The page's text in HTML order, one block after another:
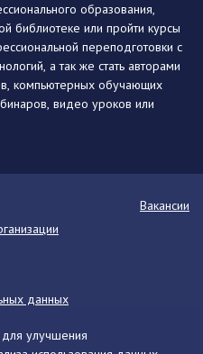
улучшения
образования,
библиотеке или пройти курсы
переподготовки с
а так же стать авторами
компьютерных обучающих
видео уроков или
Вакансии
данных